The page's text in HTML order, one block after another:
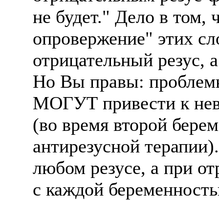
не будет." Дело в том,
опровержение" этих
отрицательный резус,
Но Вы правы:
МОГУТ привести к
(во время второй
антирезусной
любом резусе, а при
с каждой